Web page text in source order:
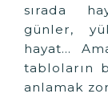
sırada
günler,
hayat...
tabloların
anlamak